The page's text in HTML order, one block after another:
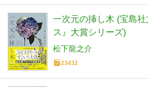
一次元の挿し木 (宝島社
ス』大賞シリーズ)
松下龍之介
23432